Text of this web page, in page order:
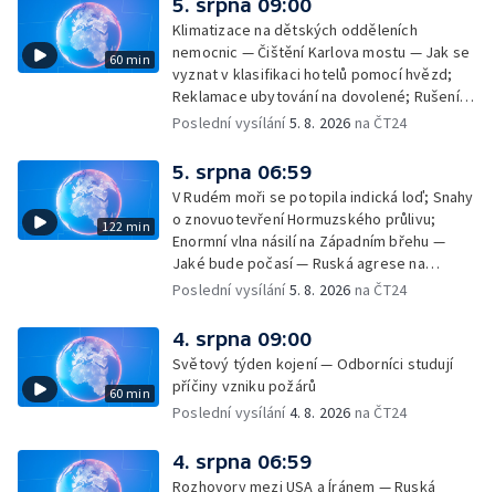
60 min
5. srpna 09:00
Klimatizace na dětských odděleních
nemocnic — Čištění Karlova mostu — Jak se
vyznat v klasifikaci hotelů pomocí hvězd;
Reklamace ubytování na dovolené; Rušení
dovolené kvůli přírodním živlům; Práva
na dovolené v zahraničí; Platby a výběry na
dovolené v zahraničí — Těžba léčivé rašeliny
u Malé Morávky
Poslední vysílání5. 8. 2026 na ČT24
122 min
5. srpna 06:59
V Rudém moři se potopila indická loď; Snahy
o znovuotevření Hormuzského průlivu;
Enormní vlna násilí na Západním břehu —
Jaké bude počasí — Ruská agrese na
Ukrajině — Vliv veder na lidské orgány — Při
— Třem obcím na Brněnsku dočasně došla
pitná voda — SP v orientačním běhu v Česku
— Horko a požáry sužují Evropu — Rybářský
příměstský tábor
Poslední vysílání5. 8. 2026 na ČT24
60 min
4. srpna 09:00
Světový týden kojení — Odborníci studují
příčiny vzniku požárů
Poslední vysílání4. 8. 2026 na ČT24
4. srpna 06:59
Rozhovory mezi USA a Íránem — Ruská